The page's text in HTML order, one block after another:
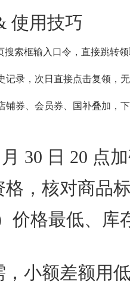
使用技巧
搜索框输入口令，直接跳转
记录，次日直接点击复领，
铺券、会员券、国补叠加，
30 日 20 点
格，核对商品
价格最低、
小额差额用